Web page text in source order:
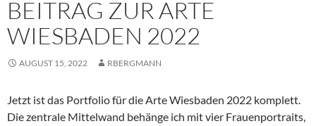
BEITRAG ZUR ARTE
WIESBADEN 2022
AUGUST 15, 2022 RBERGMANN
Jetzt ist das Portfolio für die Arte Wiesbaden 2022 komplett.
Die zentrale Mittelwand behänge ich mit vier Frauenportraits,